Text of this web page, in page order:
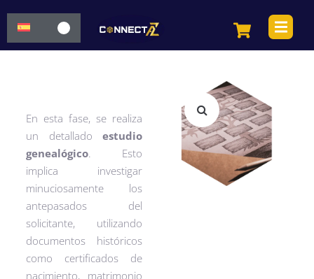
En esta fase, se realiza
un detalladoestudio
genealógico. Esto
implica investigar
minuciosamente los
antepasados del
solicitante, utilizando
documentos históricos
como certificados de
nacimiento, matrimonio